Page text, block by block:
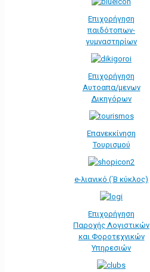
Επιχορήγηση
παιδότοπων-
γυμναστηρίων
Επιχορήγηση
Αυτοαπα/μενων
Δικηγόρων
Επανεκκίνηση
Τουρισμού
e-λιανικό (΄Β κύκλος)
Επιχορήγηση
Παροχής Λογιστικών
και Φοροτεχνικών
Υπηρεσιών